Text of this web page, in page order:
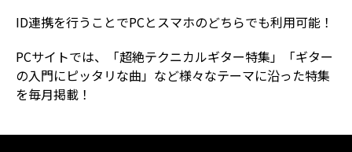
ID連携を行うことでPCとスマホのどちらでも利用可能！
PCサイトでは、「超絶テクニカルギター特集」「ギター
の入門にピッタリな曲」など様々なテーマに沿った特集
を毎月掲載！